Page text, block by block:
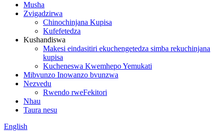
Musha
Zvigadzirwa
Chinochinjana Kupisa
Kufefetedza
Kushandiswa
Makesi eindasitiri ekuchengetedza simba rekuchinjana
kupisa
Kucheneswa Kwemhepo Yemukati
Mibvunzo Inowanzo bvunzwa
Nezvedu
Rwendo rweFekitori
Nhau
Taura nesu
English